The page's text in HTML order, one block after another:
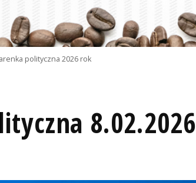
polityczna 2026 rok
8.02.2026